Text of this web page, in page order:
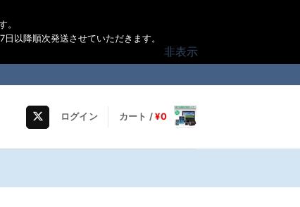
。
以降順次発送させていただきます。
非表示
ログイン カート /¥0